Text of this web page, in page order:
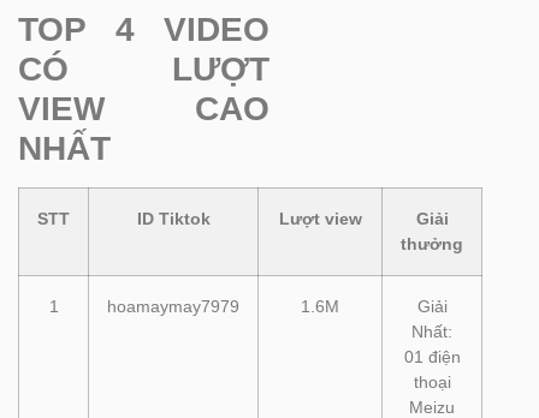
TOP 4 VIDEO
CÓ LƯỢT
VIEW CAO
NHẤT
STT ID Tiktok Lượt view
Giải
thưởng
1 hoamaymay7979 1.6M
Giải
Nhất:
01 điện
thoại
Meizu